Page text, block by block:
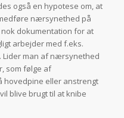
også en hypotese om, at
nærsynethed på
dokumentation for at
arbejder med f.eks.
man af nærsynethed
som følge af
hovedpine eller anstrengt
blive brugt til at knibe